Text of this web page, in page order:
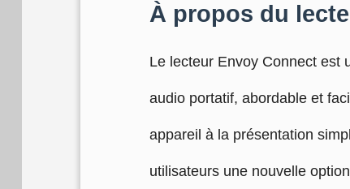
À propos du
Le lecteur Envoy Connect est
audio portatif, abordable et
appareil à la présentation
utilisateurs une nouvelle